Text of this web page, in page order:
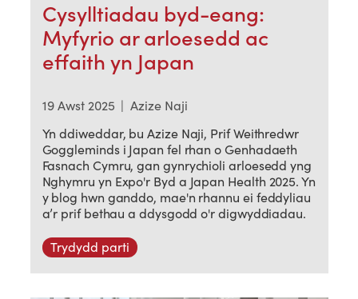
Cysylltiadau byd-eang:
Myfyrio ar arloesedd ac
effaith yn Japan
19 Awst 2025 | Azize Naji
Yn ddiweddar, bu Azize Naji, Prif Weithredwr
Goggleminds i Japan fel rhan o Genhadaeth
Fasnach Cymru, gan gynrychioli arloesedd yng
Nghymru yn Expo'r Byd a Japan Health 2025. Yn
y blog hwn ganddo, mae'n rhannu ei feddyliau
a’r prif bethau a ddysgodd o'r digwyddiadau.
Trydydd parti